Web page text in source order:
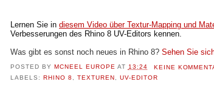
Lernen Sie in diesem Video über Textur-Mapping und
Verbesserungen des Rhino 8 UV-Editors kennen.
Was gibt es sonst noch neues in Rhino 8? Sehen Sie
POSTED BY MCNEEL EUROPE AT 13:24
KEINE
LABELS: RHINO 8 , TEXTUREN , UV-EDITOR